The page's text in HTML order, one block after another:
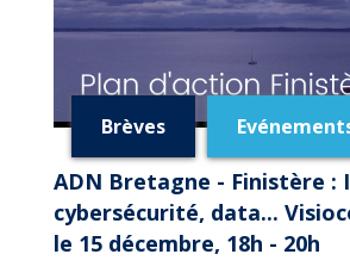
Brèves
ADN Bretagne - Finistère :
cybersécurité, data...
le 15 décembre, 18h - 20h